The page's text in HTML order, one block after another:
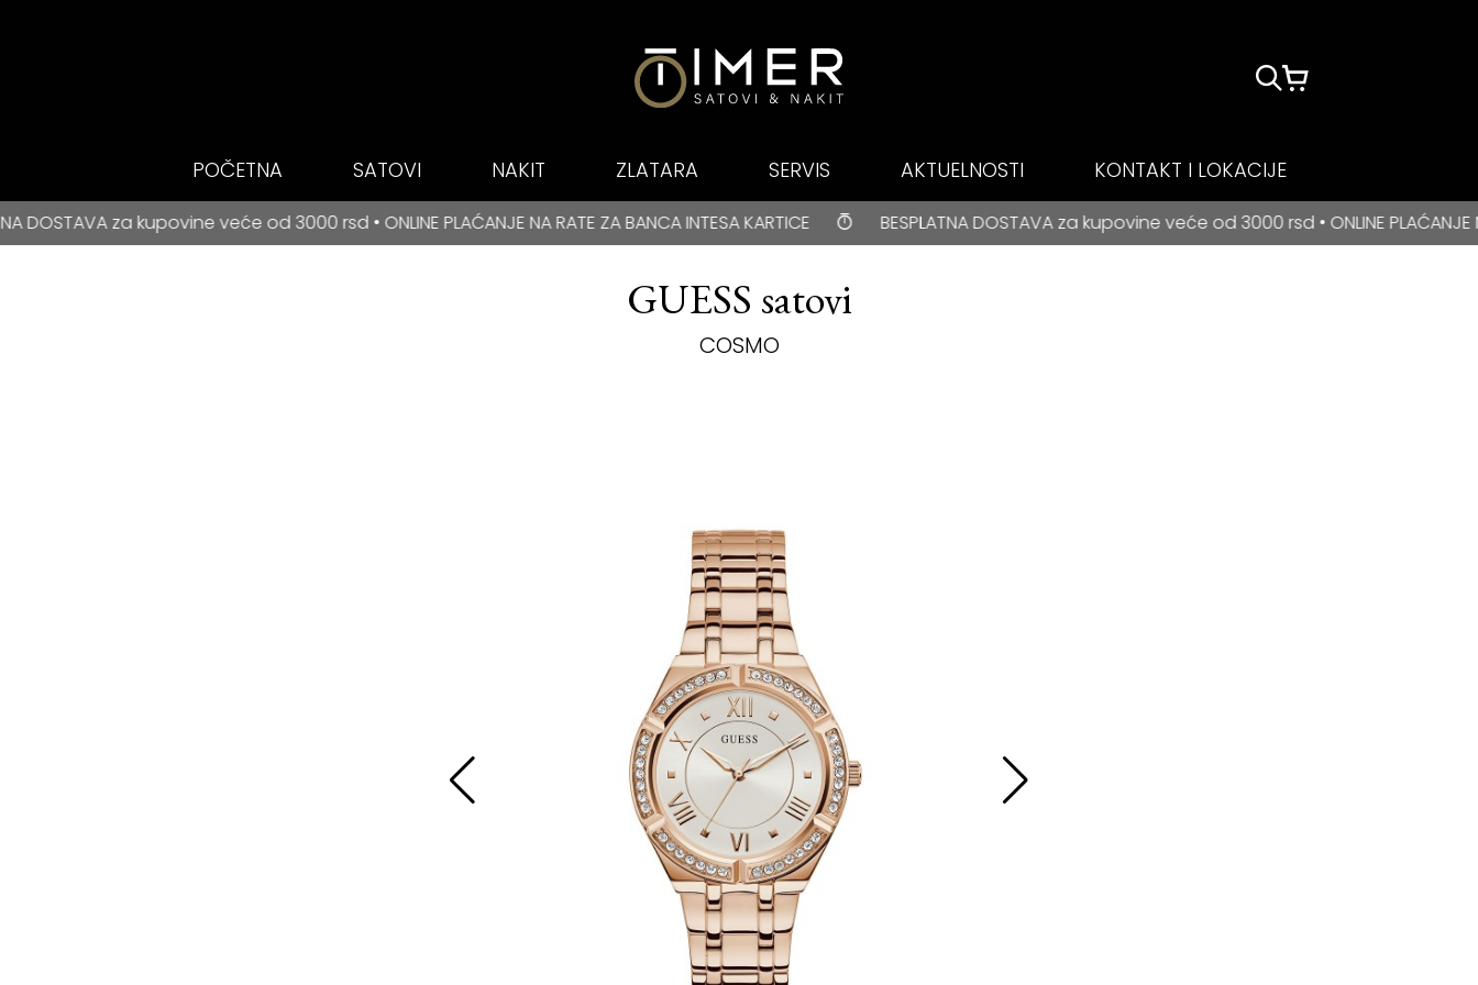
POČETNA SATOVI NAKIT ZLATARA SERVIS AKTUELNOSTI KONTAKT I LOKACIJE
BESPLATNA DOSTAVA za kupovine veće od 3000 rsd • ONLINE PLAĆANJE NA RATE ZA BANCA INTESA KARTICE
veće od 3000 rsd • ONLINE PLAĆANJE NA RATE ZA BANCA INTESA KARTICE BESPLATNA DOSTAVA za kupovine veće od 3000 rsd • ONLINE PLAĆANJE NA RATE ZA BANCA
GUESS satovi
COSMO